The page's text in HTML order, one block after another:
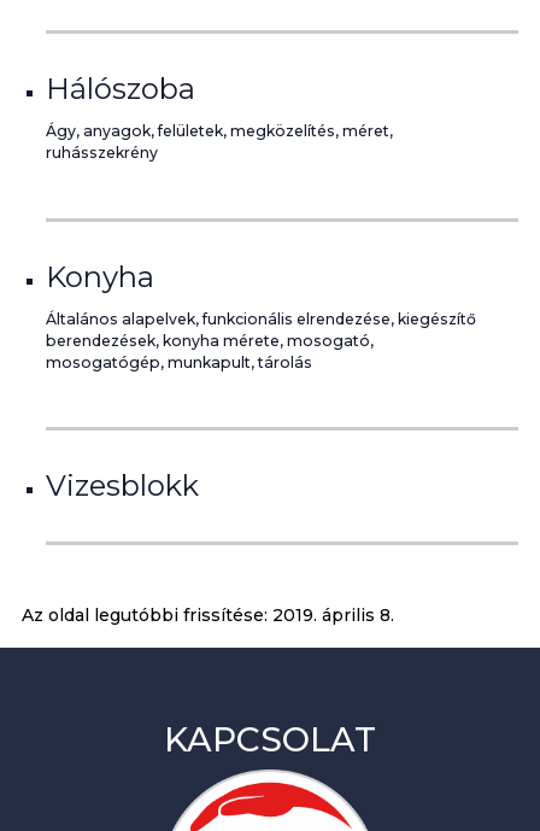
Hálószoba
Ágy, anyagok, felületek, megközelítés, méret,
ruhásszekrény
Konyha
Általános alapelvek, funkcionális elrendezése, kiegészítő
berendezések, konyha mérete, mosogató,
mosogatógép, munkapult, tárolás
Vizesblokk
Az oldal legutóbbi frissítése: 2019. április 8.
KAPCSOLAT